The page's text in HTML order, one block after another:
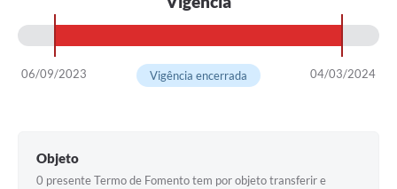
SIM - Serviço de Inspeção Muncipal
e-SIC
Regularização Fundiária
Notificações Ambientais
06/09/2023 04/03/2024
Vigência encerrada
Objeto
0 presente Termo de Fomento tem por objeto transferir e